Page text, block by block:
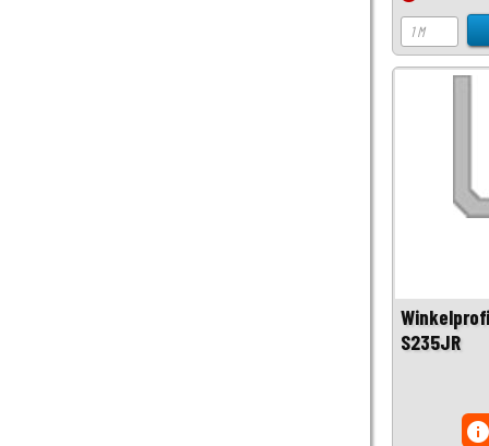
S235JR